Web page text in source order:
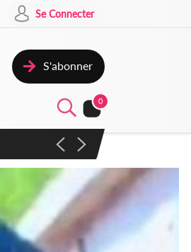
Se Connecter
S'abonner
0